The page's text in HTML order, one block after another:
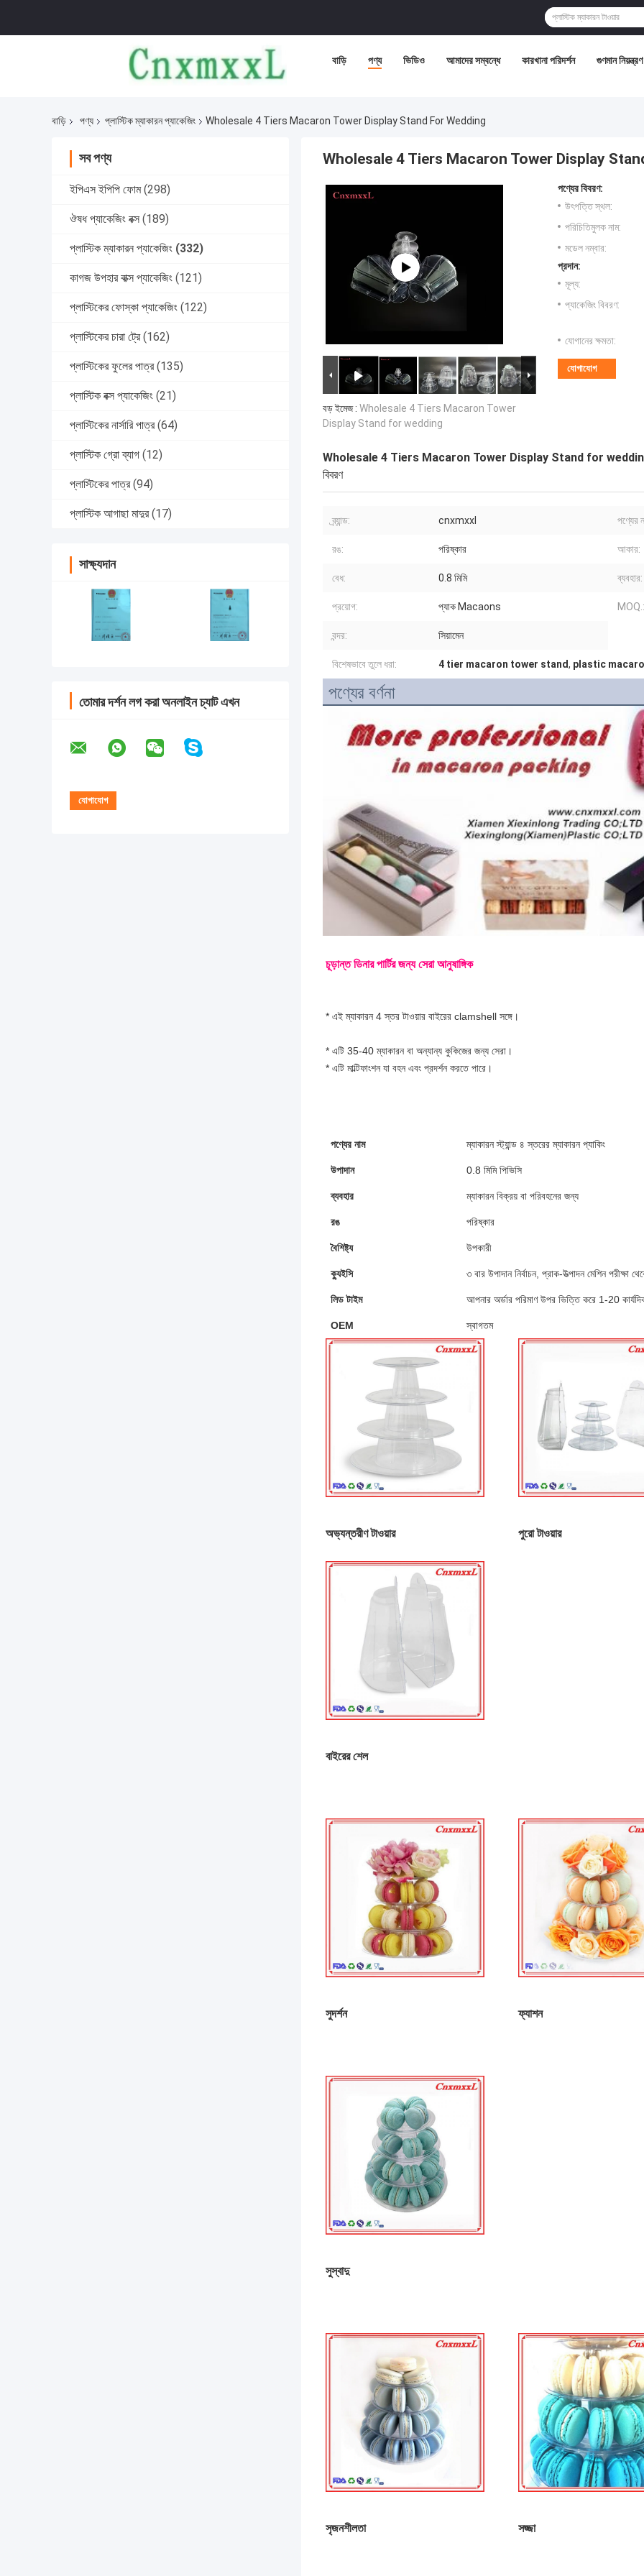
বাড়ি পণ্য ভিডিও আমাদের সম্বন্ধে কারখানা পরিদর্শন গুণমান নিয়ন্ত্রণ
বাড়ি পণ্য প্লাস্টিক ম্যাকারন প্যাকেজিং Wholesale 4 Tiers Macaron Tower Display Stand For Wedding
সব পণ্য
ইপিএস ইপিপি ফোম (298)
ঔষধ প্যাকেজিং বক্স (189)
প্লাস্টিক ম্যাকারন প্যাকেজিং (332)
কাগজ উপহার বাক্স প্যাকেজিং (121)
প্লাস্টিকের ফোস্কা প্যাকেজিং (122)
প্লাস্টিকের চারা ট্রে (162)
প্লাস্টিকের ফুলের পাত্র (135)
প্লাস্টিক বক্স প্যাকেজিং (21)
প্লাস্টিকের নার্সারি পাত্র (64)
প্লাস্টিক গ্রো ব্যাগ (12)
প্লাস্টিকের পাত্র (94)
প্লাস্টিক আগাছা মাদুর (17)
সাক্ষ্যদান
তোমার দর্শন লগ করা অনলাইন চ্যাট এখন
Wholesale 4 Tiers Macaron Tower Display
বড় ইমেজ : Wholesale 4 Tiers Macaron Tower
Display Stand for wedding
পণ্যের বিবরণ:
উৎপত্তি স্থল:
পরিচিতিমুলক নাম:
মডেল নম্বার:
প্রদান:
মূল্য:
প্যাকেজিং বিবরণ:
যোগানের ক্ষমতা:
যোগাযোগ
Wholesale 4 Tiers Macaron Tower Display Stand for
বিবরণ
ব্র্যান্ড: cnxmxxl পণ্যের
রঙ: পরিষ্কার আকার:
বেধ: 0.8 মিমি ব্যবহার:
প্রয়োগ: প্যাক Macaons MOQ.:
বন্দর: সিয়ামেন
বিশেষভাবে তুলে ধরা: 4 tier macaron tower stand, plastic
পণ্যের বর্ণনা
চূড়ান্ত ডিনার পার্টির জন্য সেরা আনুষাঙ্গিক
* এই ম্যাকারন 4 স্তর টাওয়ার বাইরের clamshell সঙ্গে।
* এটি 35-40 ম্যাকারন বা অন্যান্য কুকিজের জন্য সেরা।
* এটি মাল্টিফাংশন যা বহন এবং প্রদর্শন করতে পারে।
পণ্যের নাম ম্যাকারন স্ট্যান্ড ৪ স্তরের ম্যাকারন প্যাকিং
উপাদান 0.8 মিমি পিভিসি
ব্যবহার ম্যাকারন বিক্রয় বা পরিবহনের জন্য
রঙ পরিষ্কার
বৈশিষ্ট্য উপকারী
ক্যুইসি ৩ বার উপাদান নির্বাচন, প্রাক-উত্পাদন মেশিন পরীক্ষা
লিড টাইম আপনার অর্ডার পরিমাণ উপর ভিত্তি করে 1-20
OEM স্বাগতম
অভ্যন্তরীণ টাওয়ার পুরো টাওয়ার
বাইরের শেল
সুদর্শন ফ্যাশন
সুস্বাদু
সৃজনশীলতা সজ্জা